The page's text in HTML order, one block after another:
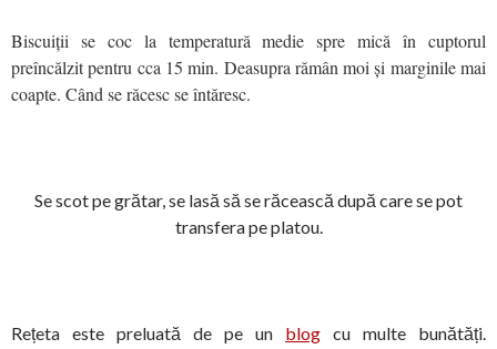
Biscuiții se coc la temperatură medie spre mică în cuptorul
preîncălzit pentru cca 15 min. Deasupra rămân moi și marginile mai
coapte. Când se răcesc se întăresc.
Se scot pe grătar, se lasă să se răcească după care se pot
transfera pe platou.
Rețeta este preluată de pe un blog cu multe bunătăți.